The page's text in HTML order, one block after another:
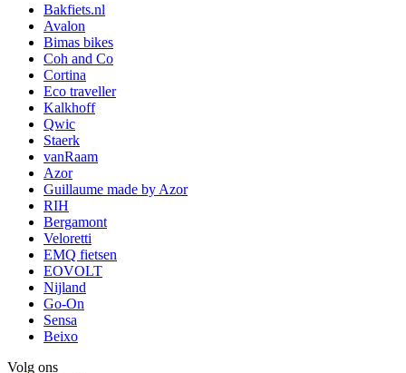
Bakfiets.nl
Avalon
Bimas bikes
Coh and Co
Cortina
Eco traveller
Kalkhoff
Qwic
Staerk
vanRaam
Azor
Guillaume made by Azor
RIH
Bergamont
Veloretti
EMQ fietsen
EOVOLT
Nijland
Go-On
Sensa
Beixo
Volg ons